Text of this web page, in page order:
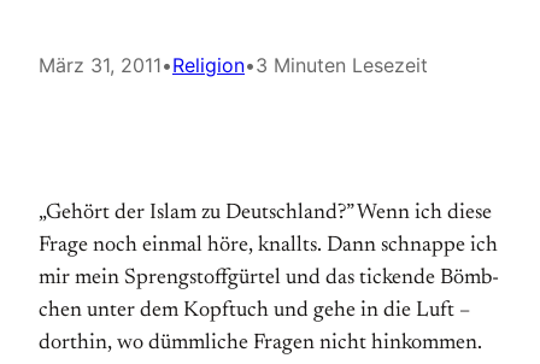
März 31, 2011•Religion•3 Minuten Lesezeit
„Gehört der Islam zu Deutschland?” Wenn ich diese
Frage noch einmal höre, knallts. Dann schnappe ich
mir mein Sprengstoffgürtel und das tickende Bömb­
chen unter dem Kopftuch und gehe in die Luft –
dorthin, wo dümmliche Fragen nicht hinkommen.